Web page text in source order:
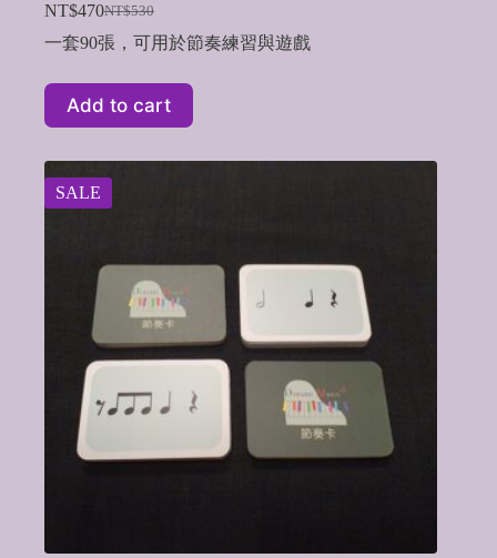
NT$530
Original
price
NT$530.
NT$470Current
price
NT$470.
一套90張，可用於節奏練習與遊戲
Add to cart
SALE